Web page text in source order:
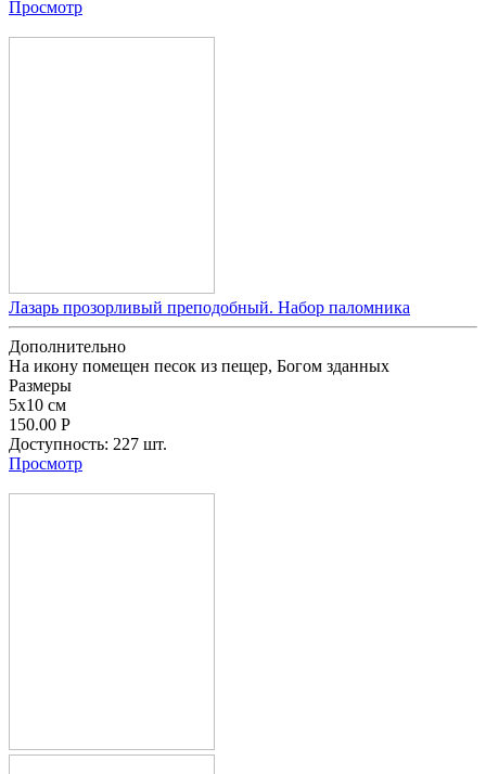
Просмотр
Лазарь прозорливый преподобный. Набор паломника
Дополнительно
На икону помещен песок из пещер, Богом зданных
Размеpы
5x10 см
150.00 Р
Доступность: 227 шт.
Просмотр